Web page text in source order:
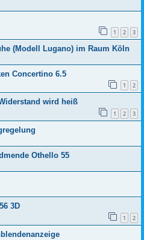
1 2 3
(Modell Lugano) im Raum Köln
Concertino 6.5
1 2
wird heiß
1 2 3
Othello 55
3D
1 2